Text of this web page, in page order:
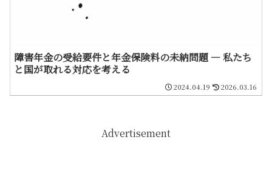
障害年金の受給要件と年金保険料の未納問題 ― 私たち
と国が取れる対応を考える
2024.04.19 2026.03.16
Advertisement